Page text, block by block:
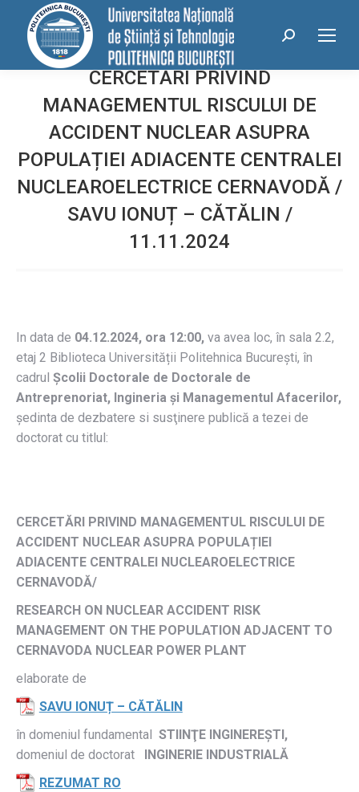
conținut
Search:
CERCETĂRI PRIVIND
MANAGEMENTUL RISCULUI DE
ACCIDENT NUCLEAR ASUPRA
POPULAȚIEI ADIACENTE CENTRALEI
NUCLEAROELECTRICE CERNAVODĂ /
SAVU IONUȚ – CĂTĂLIN /
11.11.2024
In data de 04.12.2024, ora 12:00, va avea loc, în sala 2.2,
etaj 2 Biblioteca Universității Politehnica București, în
cadrul Școlii Doctorale de Doctorale de
Antreprenoriat, Ingineria și Managementul Afacerilor,
ședinta de dezbatere si susţinere publică a tezei de
doctorat cu titlul:
CERCETĂRI PRIVIND MANAGEMENTUL RISCULUI DE
ACCIDENT NUCLEAR ASUPRA POPULAȚIEI
ADIACENTE CENTRALEI NUCLEAROELECTRICE
CERNAVODĂ/
RESEARCH ON NUCLEAR ACCIDENT RISK
MANAGEMENT ON THE POPULATION ADJACENT TO
CERNAVODA NUCLEAR POWER PLANT
elaborate de
SAVU IONUȚ – CĂTĂLIN
în domeniul fundamental STIINŢE INGINEREȘTI,
domeniul de doctorat INGINERIE INDUSTRIALĂ
REZUMAT RO